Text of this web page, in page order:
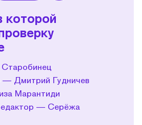
которой
— Дмитрий Гудничев
Марантиди
— Серёжа